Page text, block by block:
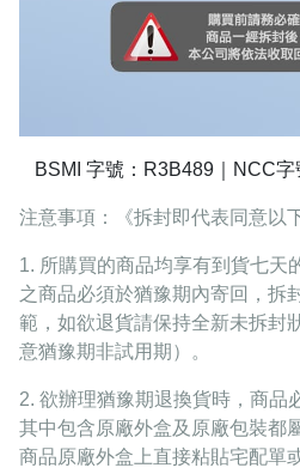
BSMI 字號：R3B489｜ NCC字
注意事項：《拆封即代表同意以
1. 所購買的商品均享有到貨七天
之商品必須於猶豫期內寄回，拆
範，如欲退貨請保持全新未拆封
意猶豫期非試用期）。
2. 欲辦理猶豫期退換貨時，商品
其中包含原廠外盒及原廠包裝都
商品原廠外盒上直接粘貼宅配單